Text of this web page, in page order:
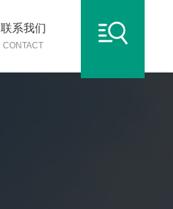
联系我们
CONTACT